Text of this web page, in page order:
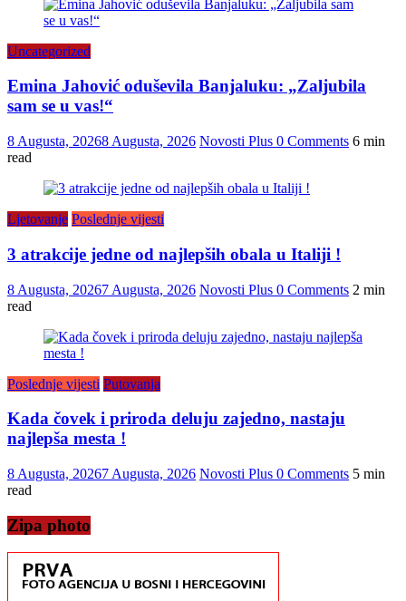
Uncategorized
Emina Jahović oduševila Banjaluku: „Zaljubila
sam se u vas!“
8 Augusta, 20268 Augusta, 2026 Novosti Plus 0 Comments 6 min
read
Ljetovanje Poslednje vijesti
3 atrakcije jedne od najlepših obala u Italiji !
8 Augusta, 20267 Augusta, 2026 Novosti Plus 0 Comments 2 min
read
Poslednje vijesti Putovanja
Kada čovek i priroda deluju zajedno, nastaju
najlepša mesta !
8 Augusta, 20267 Augusta, 2026 Novosti Plus 0 Comments 5 min
read
Zipa photo